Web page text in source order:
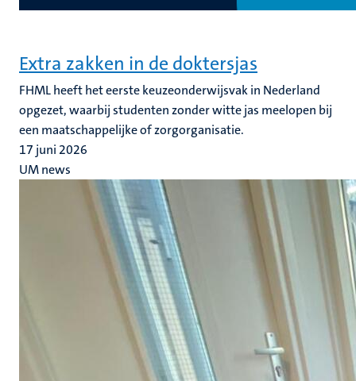
Extra zakken in de doktersjas
FHML heeft het eerste keuzeonderwijsvak in Nederland
opgezet, waarbij studenten zonder witte jas meelopen bij
een maatschappelijke of zorgorganisatie.
17 juni 2026
UM news